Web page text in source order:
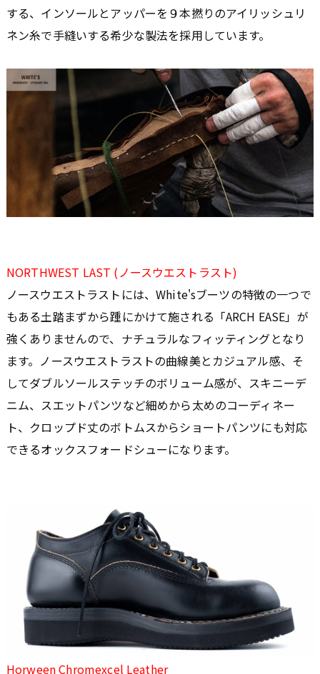
する、インソールとアッパーを９本撚りのアイリッシュリ
ネン糸で手縫いする希少な製法を採用しています。
NORTHWEST LAST (ノースウエストラスト)
ノースウエストラストには、White'sブーツの特徴の一つで
もある土踏まずから踵にかけて施される「ARCH EASE」が
強くありませんので、ナチュラルなフィッティングとなり
ます。ノースウエストラストの曲線美とカジュアル感、そ
してダブルソールステッチのボリューム感が、スキニーデ
ニム、スエットパンツなど細めから太めのコーディネー
ト、クロップド丈のボトムスからショートパンツにも対応
できるオックスフォードシューになります。
Horween Chromexcel Leather